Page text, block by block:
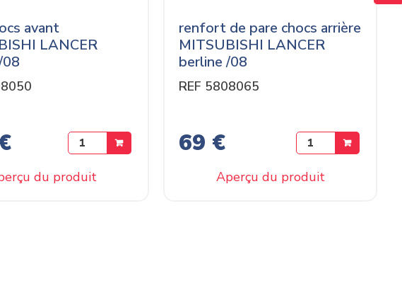
avant
LANCER
du produit
renfort de pare chocs arrière
MITSUBISHI LANCER
berline /08
REF 5808065
69 €
Aperçu du produit